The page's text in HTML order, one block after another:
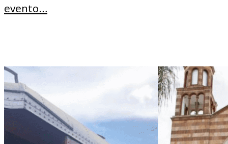
evento…